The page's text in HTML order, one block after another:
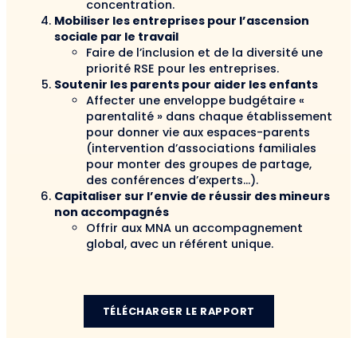
concentration.
Mobiliser les entreprises pour l’ascension
sociale par le travail
Faire de l’inclusion et de la diversité une
priorité RSE pour les entreprises.
Soutenir les parents pour aider les enfants
Affecter une enveloppe budgétaire «
parentalité » dans chaque établissement
pour donner vie aux espaces-parents
(intervention d’associations familiales
pour monter des groupes de partage,
des conférences d’experts…).
Capitaliser sur l’envie de réussir des mineurs
non accompagnés
Offrir aux MNA un accompagnement
global, avec un référent unique.
TÉLÉCHARGER LE RAPPORT